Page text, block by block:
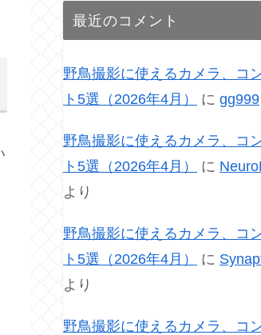
最近のコメント
野鳥撮影に使えるカメラ、コ
ト5選（2026年4月）
に gg999
野鳥撮影に使えるカメラ、コ
ト5選（2026年4月）
に
より
野鳥撮影に使えるカメラ、コ
ト5選（2026年4月）
に
より
野鳥撮影に使えるカメラ、コ